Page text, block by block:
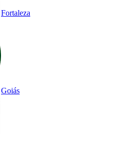
Fortaleza
Goiás